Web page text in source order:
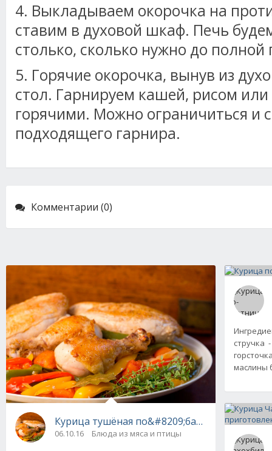
4. Выкладываем окорочка на
ставим в духовой шкаф. Печь
столько, сколько нужно до полной
5. Горячие окорочка, вынув из
стол. Гарнируем кашей, рисом
горячими. Можно ограничиться и
подходящего гарнира.
Комментарии (0)
Курица тушёная по&#8209;баскски
06.10.16 Блюда из мяса и птицы
стручка
маслины